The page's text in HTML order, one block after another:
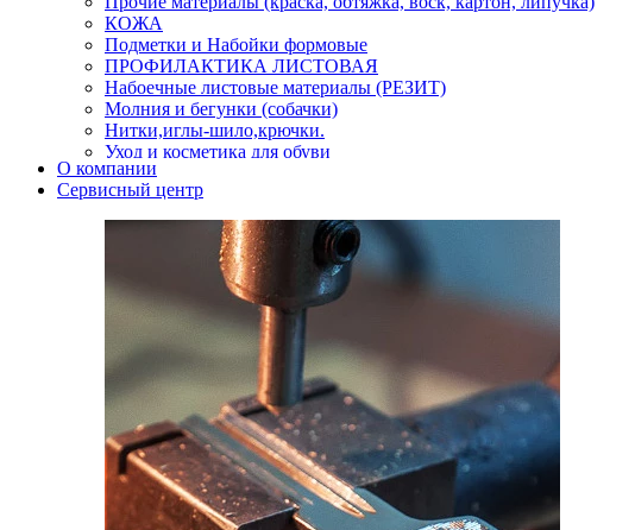
КОЖА
Подметки и Набойки формовые
ПРОФИЛАКТИКА ЛИСТОВАЯ
Набоечные листовые материалы (РЕЗИТ)
Молния и бегунки (собачки)
Нитки,иглы-шило,крючки.
Уход и косметика для обуви
Кнопки (магнитые,кобурные)
Пряжки для ремня
О компании
Сервисный центр